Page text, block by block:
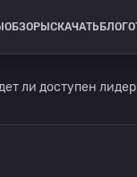
ОБЗОРЫ СКАЧАТЬ БЛОГ
ли доступен